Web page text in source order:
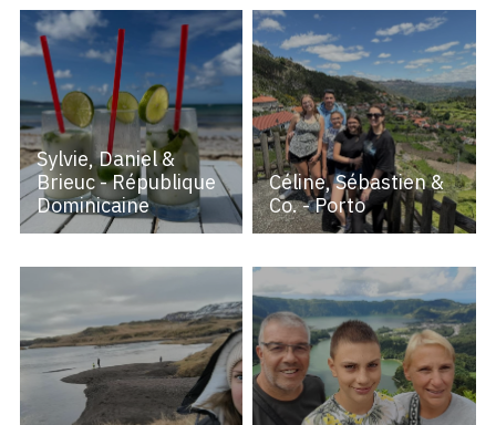
Sylvie, Daniel &
Brieuc - République
Dominicaine
Céline, Sébastien &
Co. - Porto